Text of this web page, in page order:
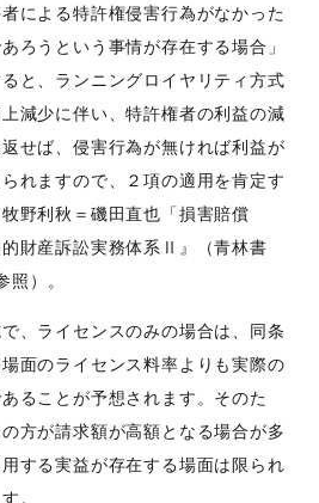
による特許権侵害行為がなかった
ろうという事情が存在する場合」
と、ランニングロイヤリティ方式
減少に伴い、特許権者の利益の減
せば、侵害行為が無ければ利益が
れますので、２項の適用を肯定す
野利秋＝磯田直也「損害賠償
的財産訴訟実務体系Ⅱ』（青林書
）。
、ライセンスのみの場合は、同条
面のライセンス料率よりも実際の
ることが予想されます。そのた
方が請求額が高額となる場合が多
する実益が存在する場面は限られ
。